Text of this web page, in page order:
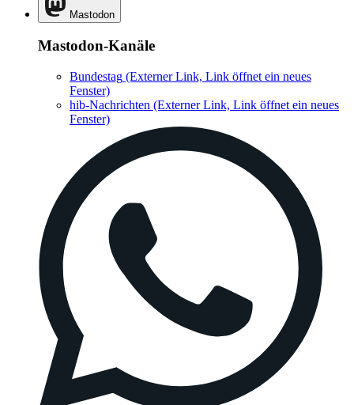
Mastodon
Mastodon-Kanäle
Bundestag (Externer Link, Link öffnet ein neues
Fenster)
hib-Nachrichten (Externer Link, Link öffnet ein neues
Fenster)